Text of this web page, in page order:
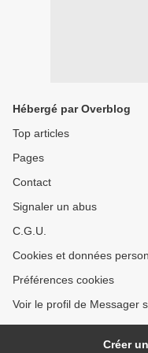
Hébergé par Overblog
Top articles
Pages
Contact
Signaler un abus
C.G.U.
Cookies et données
Préférences cookies
Voir le profil de Messager
Créer